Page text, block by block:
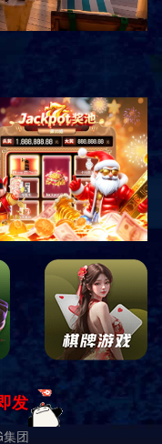
HM-FG-08